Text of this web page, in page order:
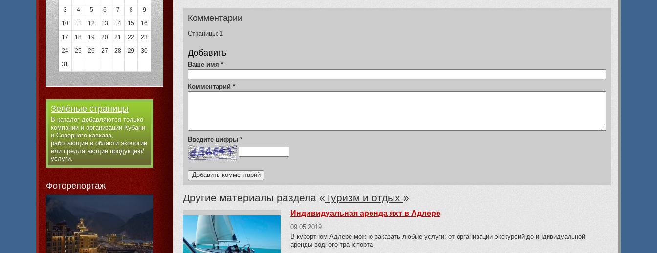
Комментарии
Страницы: 1
Добавить
Ваше имя *
Комментарий *
Введите цифры *
Другие материалы раздела «Туризм и отдых »
Индивидуальная аренда яхт в Адлере
09.05.2019
В курортном Адлере можно заказать любые услуги: от организации экскурсий до индивидуальной
аренды водного транспорта
3
4 5 6 7 8
9
10
11 12 13 14 15
16
17
18 19 20 21 22
23
24
25 26 27 28 29
30
31
Зелёные страницы
В каталог добавляются только
компании и организации Кубани
и Северного кавказа,
работающие в области экологии
или предлагающие продукцию/
услуги.
Фоторепортаж